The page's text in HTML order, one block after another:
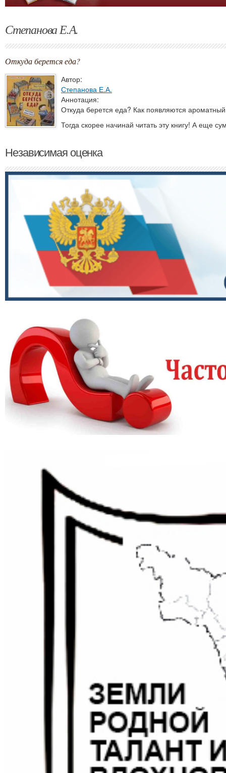
Степанова Е.А.
Откуда берется еда?
Автор:
Степанова Е.А.
Аннотация:
Откуда берется еда? Как появляются
Тогда скорее начинай читать эту книгу! А еще
Независимая оценка